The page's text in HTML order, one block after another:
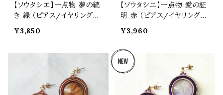
【ソウタシエ】一点物 夢の続
き 緑 （ピアス/イヤリング）
¥3,850
【ソウタシエ】一点物 愛の証
明 赤 （ピアス/イヤリング）
¥3,960